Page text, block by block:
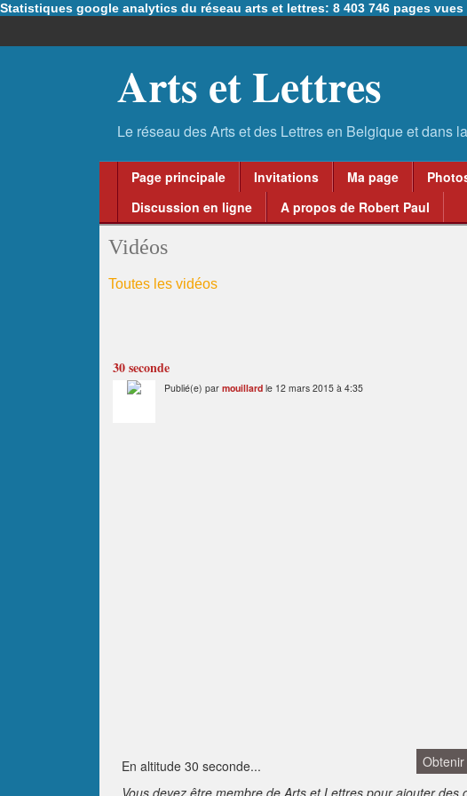
Statistiques google analytics du réseau arts et lettres: 8 403 746 pages
Arts et Lettres
Page principale Invitations Ma page
Discussion en ligne
A propos de Robert Paul
Vidéos
Toutes les vidéos
30 seconde
Publié(e) par mouillard le 12 mars 2015 à 4:35
En altitude 30 seconde...
Vous devez être membre de Arts et Lettres pour ajouter des